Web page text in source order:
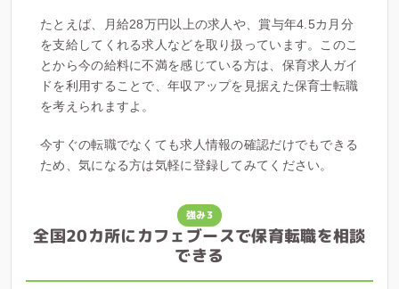
たとえば、月給28万円以上の求人や、賞与年4.5カ月分
を支給してくれる求人などを取り扱っています。このこ
とから今の給料に不満を感じている方は、保育求人ガイ
ドを利用することで、年収アップを見据えた保育士転職
を考えられますよ。
今すぐの転職でなくても求人情報の確認だけでもできる
ため、気になる方は気軽に登録してみてください。
強み3
全国20カ所にカフェブースで保育転職を相談
できる